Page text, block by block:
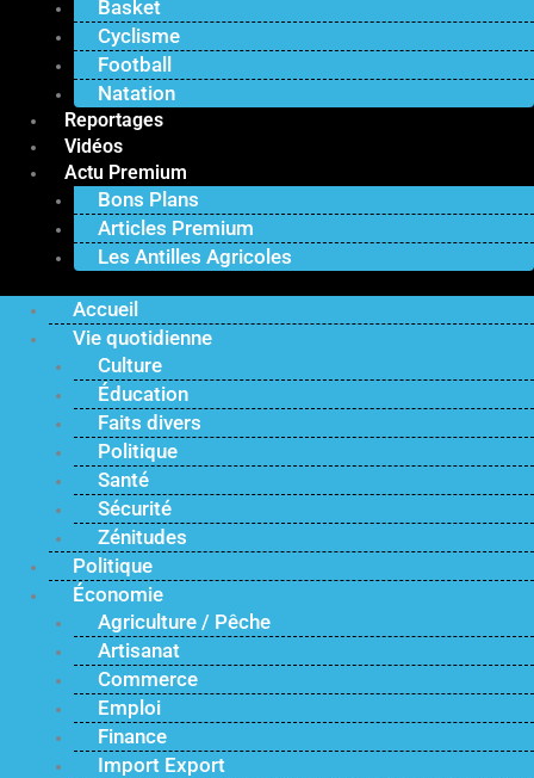
Basket
Cyclisme
Football
Natation
Reportages
Vidéos
Actu Premium
Bons Plans
Articles Premium
Les Antilles Agricoles
Accueil
Vie quotidienne
Culture
Éducation
Faits divers
Politique
Santé
Sécurité
Zénitudes
Politique
Économie
Agriculture / Pêche
Artisanat
Commerce
Emploi
Finance
Import Export